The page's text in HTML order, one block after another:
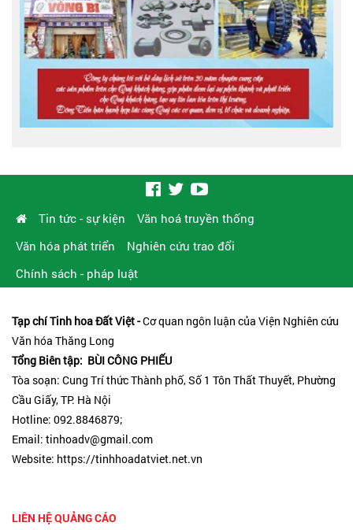
Tin tức - sự kiện
Văn hoá truyền thống
Văn hóa phát triển
Nghiên cứu trao đổi
Chính sách - pháp luật
Tạp chí Tinh hoa Đất Việt -Cơ quan ngôn luận của Viện Nghiên cứu
Văn hóa Thăng Long
Tổng Biên tập: BÙI CÔNG PHIẾU
Tòa soạn: Cung Trí thức Thành phố, Số 1 Tôn Thất Thuyết, Phường
Cầu Giấy, TP. Hà Nội
Hotline: 092.8846879;
Email: tinhoadv@gmail.com
Website: https://tinhhoadatviet.net.vn
LIÊN HỆ QUẢNG CÁO